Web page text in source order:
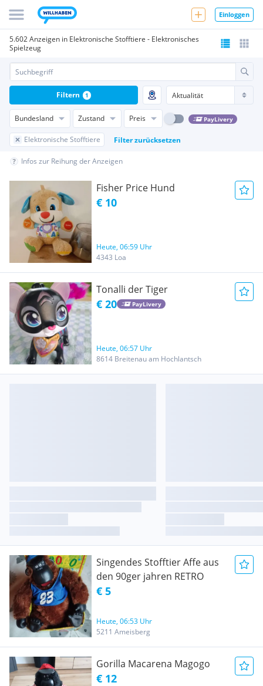
Einloggen
5.602 Anzeigen in Elektronische Stofftiere - Elektronisches
Spielzeug
Bundesland Zustand Preis PayLivery
Elektronische Stofftiere Filter zurücksetzen
Filtern 1
Infos zur Reihung der Anzeigen
Fisher Price Hund
€ 10
Heute, 06:59 Uhr
4343 Loa
Tonalli der Tiger
€ 20 PayLivery
Heute, 06:57 Uhr
8614 Breitenau am Hochlantsch
Singendes Stofftier Affe aus
den 90ger jahren RETRO
€ 5
Heute, 06:53 Uhr
5211 Ameisberg
Gorilla Macarena Magogo
€ 12